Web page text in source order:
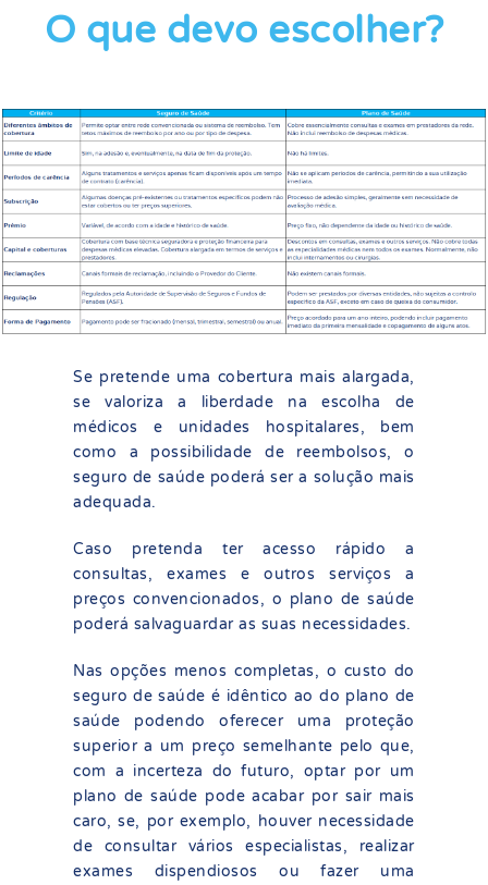
O que devo escolher?
Se pretende uma cobertura mais alargada,
se valoriza a liberdade na escolha de
médicos e unidades hospitalares, bem
como a possibilidade de reembolsos, o
seguro de saúde poderá ser a solução mais
adequada.
Caso pretenda ter acesso rápido a
consultas, exames e outros serviços a
preços convencionados, o plano de saúde
poderá salvaguardar as suas necessidades.
Nas opções menos completas, o custo do
seguro de saúde é idêntico ao do plano de
saúde podendo oferecer uma proteção
superior a um preço semelhante pelo que,
com a incerteza do futuro, optar por um
plano de saúde pode acabar por sair mais
caro, se, por exemplo, houver necessidade
de consultar vários especialistas, realizar
exames dispendiosos ou fazer uma